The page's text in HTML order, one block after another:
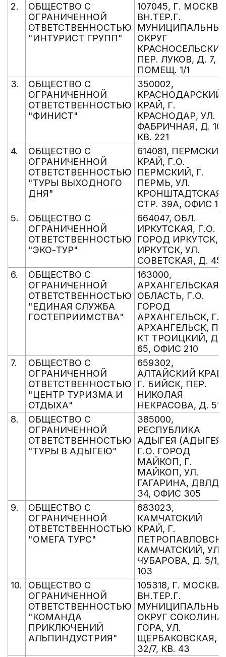
2.
ОБЩЕСТВО С
ОГРАНИЧЕННОЙ
ОТВЕТСТВЕННОСТЬЮ
"ИНТУРИСТ ГРУПП"
107045, Г.
ВН.ТЕР.Г.
ОКРУГ
ПЕР. ЛУКОВ, Д. 7,
ПОМЕЩ. 1/1
3.
ОБЩЕСТВО С
ОГРАНИЧЕННОЙ
ОТВЕТСТВЕННОСТЬЮ
"ФИНИСТ"
350002,
КРАСНОДАРСКИЙ
КРАЙ, Г.
КРАСНОДАР, УЛ.
ФАБРИЧНАЯ, Д. 10,
КВ. 221
4.
ОБЩЕСТВО С
ОГРАНИЧЕННОЙ
ОТВЕТСТВЕННОСТЬЮ
"ТУРЫ ВЫХОДНОГО
ДНЯ"
614081, ПЕРМСКИЙ
КРАЙ, Г.О.
ПЕРМСКИЙ, Г.
ПЕРМЬ, УЛ.
КРОНШТАДТСКАЯ,
СТР. 39А, ОФИС 13
5.
ОБЩЕСТВО С
ОГРАНИЧЕННОЙ
ОТВЕТСТВЕННОСТЬЮ
"ЭКО-ТУР"
664047, ОБЛ.
ИРКУТСКАЯ, Г.О.
ГОРОД ИРКУТСК,
ИРКУТСК, УЛ.
СОВЕТСКАЯ, Д. 45/
6.
ОБЩЕСТВО С
ОГРАНИЧЕННОЙ
ОТВЕТСТВЕННОСТЬЮ
"ЕДИНАЯ СЛУЖБА
ГОСТЕПРИИМСТВА"
163000,
АРХАНГЕЛЬСКАЯ
ОБЛАСТЬ, Г.О.
ГОРОД
АРХАНГЕЛЬСК, Г.
АРХАНГЕЛЬСК,
КТ ТРОИЦКИЙ, Д.
65, ОФИС 210
7.
ОБЩЕСТВО С
ОГРАНИЧЕННОЙ
ОТВЕТСТВЕННОСТЬЮ
"ЦЕНТР ТУРИЗМА И
ОТДЫХА"
659302,
АЛТАЙСКИЙ КРАЙ,
Г. БИЙСК, ПЕР.
НИКОЛАЯ
НЕКРАСОВА, Д. 51
8.
ОБЩЕСТВО С
ОГРАНИЧЕННОЙ
ОТВЕТСТВЕННОСТЬЮ
"ТУРЫ В АДЫГЕЮ"
385000,
РЕСПУБЛИКА
АДЫГЕЯ
Г.О. ГОРОД
МАЙКОП, Г.
МАЙКОП, УЛ.
ГАГАРИНА, ДВЛД.
34, ОФИС 305
9.
ОБЩЕСТВО С
ОГРАНИЧЕННОЙ
ОТВЕТСТВЕННОСТЬЮ
"ОМЕГА ТУРС"
683023,
КАМЧАТСКИЙ
КРАЙ, Г.
ПЕТРОПАВЛОВСК-
КАМЧАТСКИЙ, УЛ.
ЧУБАРОВА, Д. 5/1,
103
10.
ОБЩЕСТВО С
ОГРАНИЧЕННОЙ
ОТВЕТСТВЕННОСТЬЮ
"КОМАНДА
ПРИКЛЮЧЕНИЙ
АЛЬПИНДУСТРИЯ"
105318, Г. МОСКВА,
ВН.ТЕР.Г.
ОКРУГ
ГОРА, УЛ.
ЩЕРБАКОВСКАЯ,
32/7, КВ. 43